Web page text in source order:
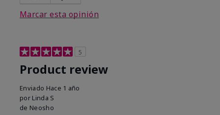
Marcar esta opinión
5
Product review
Enviado Hace 1 año
por Linda S
de Neosho